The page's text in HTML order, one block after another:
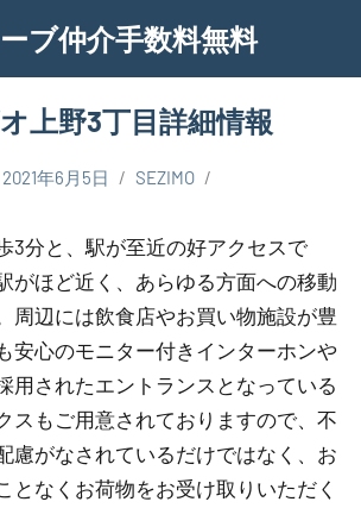
ブ仲介手数料無料
上野3丁目詳細情報
2021年6月5日 SEZIMO
3分と、駅が至近の好アクセスで
がほど近く、あらゆる方面への移動
周辺には飲食店やお買い物施設が豊
安心のモニター付きインターホンや
用されたエントランスとなっている
スもご用意されておりますので、不
慮がなされているだけではなく、お
となくお荷物をお受け取りいただく